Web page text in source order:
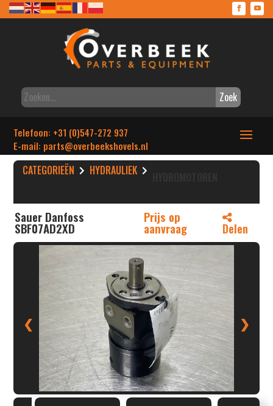
Zoek
Telefoon: +31 (0)547-272 937
E-mail: parts@overbeekshovels.nl
CATEGORIEËN HYDRAULIEK
Sauer Danfoss
SBF07AD2XD
Prijs op
aanvraag Delen
❮ ❯